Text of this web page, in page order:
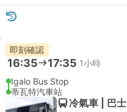
即刻確認
16:35 17:35 1小時
Igalo Bus Stop
蒂瓦特汽車站
冷氣車 | 巴士